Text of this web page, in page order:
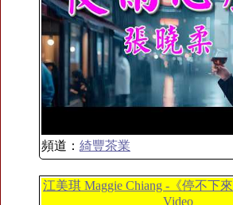
頻道： 綺豐茶業
江美琪 Maggie Chiang -《停不下
Video